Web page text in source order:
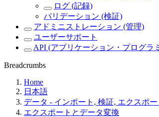
ログ (記録)
バリデーション (検証)
アドミニストレーション (管理)
ユーザーサポート
API (アプリケーション・プログラ
Breadcrumbs
Home
日本語
データ - インポート, 検証, エクスポー
エクスポートとデータ変換